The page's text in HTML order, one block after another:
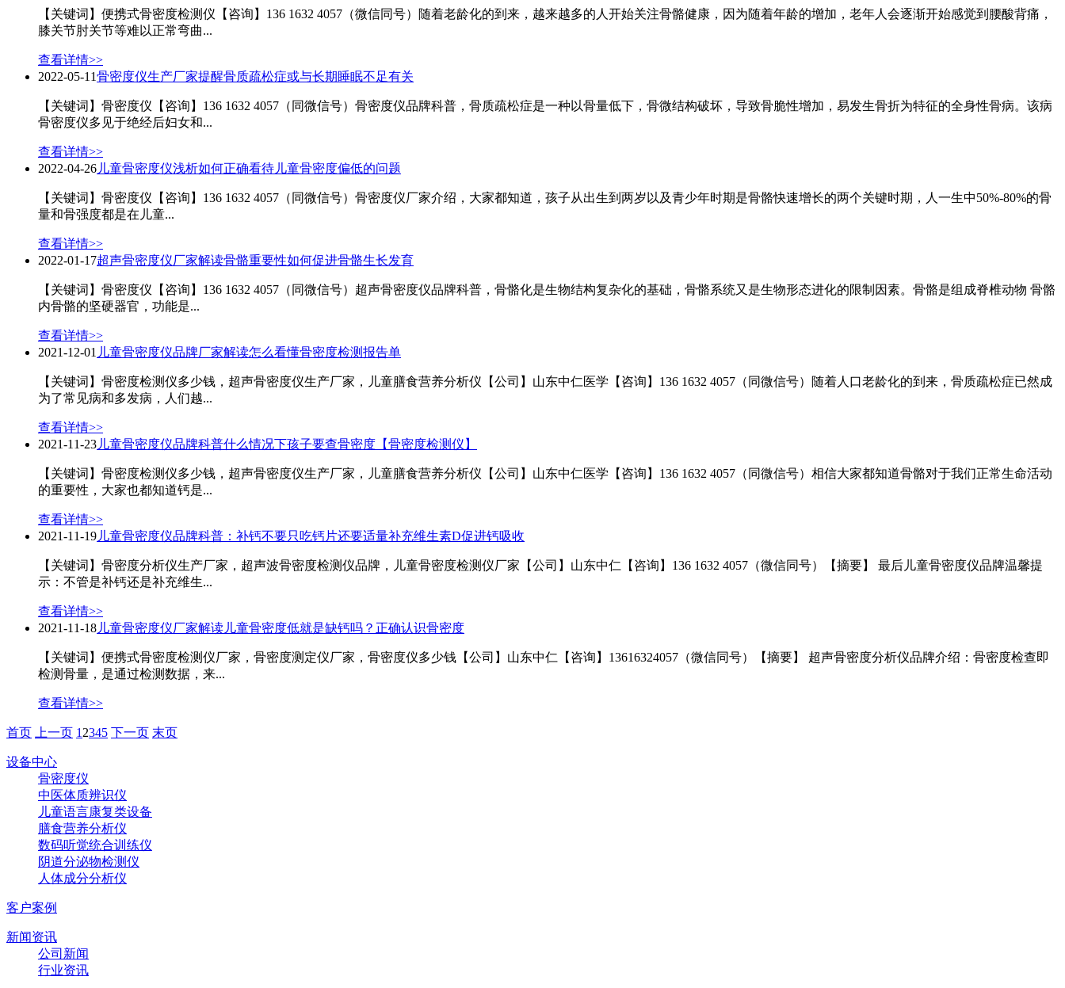
【关键词】便携式骨密度检测仪【咨询】136 1632 4057（微信同号）随着老龄化的到来，越来越多的人开始关注骨骼健康，因为随着年龄的增加，老年人会逐渐开始感觉到腰酸背痛，
膝关节肘关节等难以正常弯曲...
查看详情>>
2022-05-11骨密度仪生产厂家提醒骨质疏松症或与长期睡眠不足有关
【关键词】骨密度仪【咨询】136 1632 4057（同微信号）骨密度仪品牌科普，骨质疏松症是一种以骨量低下，骨微结构破坏，导致骨脆性增加，易发生骨折为特征的全身性骨病。该病
骨密度仪多见于绝经后妇女和...
查看详情>>
2022-04-26 儿童骨密度仪浅析如何正确看待儿童骨密度偏低的问题
【关键词】骨密度仪【咨询】136 1632 4057（同微信号）骨密度仪厂家介绍，大家都知道，孩子从出生到两岁以及青少年时期是骨骼快速增长的两个关键时期，人一生中50%-80%的骨
量和骨强度都是在儿童...
查看详情>>
2022-01-17超声骨密度仪厂家解读骨骼重要性如何促进骨骼生长发育
【关键词】骨密度仪【咨询】136 1632 4057（同微信号）超声骨密度仪品牌科普，骨骼化是生物结构复杂化的基础，骨骼系统又是生物形态进化的限制因素。骨骼是组成脊椎动物 骨骼
内骨骼的坚硬器官，功能是...
查看详情>>
2021-12-01 儿童骨密度仪品牌厂家解读怎么看懂骨密度检测报告单
【关键词】骨密度检测仪多少钱，超声骨密度仪生产厂家，儿童膳食营养分析仪【公司】山东中仁医学【咨询】136 1632 4057（同微信号）随着人口老龄化的到来，骨质疏松症已然成
为了常见病和多发病，人们越...
查看详情>>
2021-11-23 儿童骨密度仪品牌科普什么情况下孩子要查骨密度【骨密度检测仪】
【关键词】骨密度检测仪多少钱，超声骨密度仪生产厂家，儿童膳食营养分析仪【公司】山东中仁医学【咨询】136 1632 4057（同微信号）相信大家都知道骨骼对于我们正常生命活动
的重要性，大家也都知道钙是...
查看详情>>
2021-11-19 儿童骨密度仪品牌科普：补钙不要只吃钙片还要适量补充维生素D促进钙吸收
【关键词】骨密度分析仪生产厂家，超声波骨密度检测仪品牌，儿童骨密度检测仪厂家【公司】山东中仁【咨询】136 1632 4057（微信同号）【摘要】 最后儿童骨密度仪品牌温馨提
示：不管是补钙还是补充维生...
查看详情>>
2021-11-18 儿童骨密度仪厂家解读儿童骨密度低就是缺钙吗？正确认识骨密度
【关键词】便携式骨密度检测仪厂家，骨密度测定仪厂家，骨密度仪多少钱【公司】山东中仁【咨询】13616324057（微信同号）【摘要】 超声骨密度分析仪品牌介绍：骨密度检查即
检测骨量，是通过检测数据，来...
查看详情>>
首页 上一页 1 2345 下一页 末页
设备中心
骨密度仪
中医体质辨识仪
儿童语言康复类设备
膳食营养分析仪
数码听觉统合训练仪
阴道分泌物检测仪
人体成分分析仪
客户案例
新闻资讯
公司新闻
行业资讯